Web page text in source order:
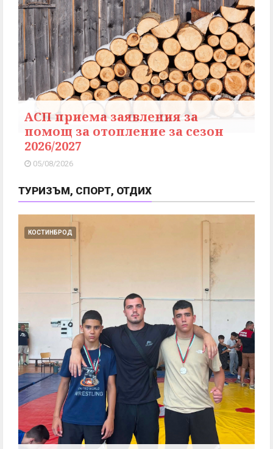
АСП приема заявления за
помощ за отопление за сезон
2026/2027
05/08/2026
ТУРИЗЪМ, СПОРТ, ОТДИХ
КОСТИНБРОД